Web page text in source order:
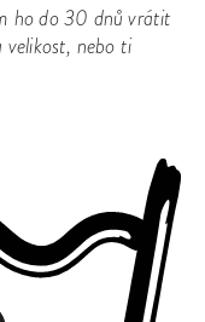
ho do 30 dnů vrátit
velikost, nebo ti